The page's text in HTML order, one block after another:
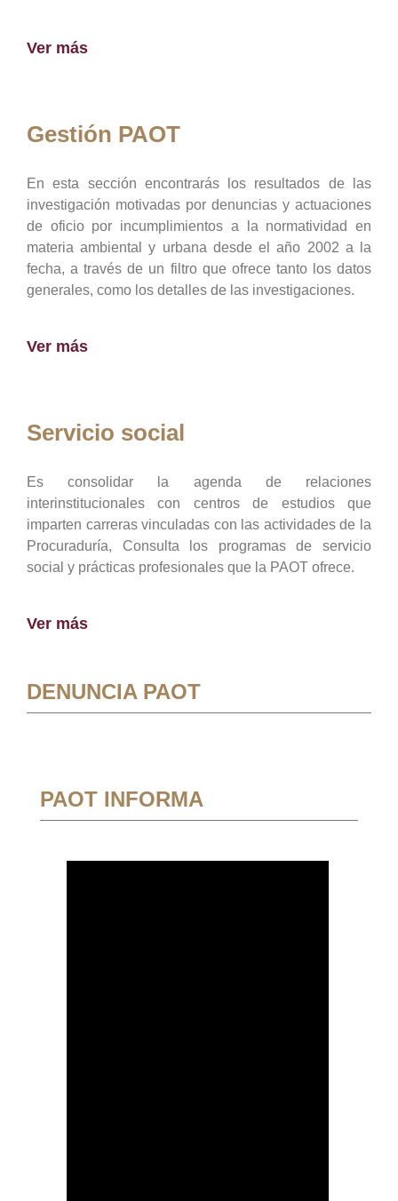
Ver más
Gestión PAOT
En esta sección encontrarás los resultados de las
investigación motivadas por denuncias y actuaciones
de oficio por incumplimientos a la normatividad en
materia ambiental y urbana desde el año 2002 a la
fecha, a través de un filtro que ofrece tanto los datos
generales, como los detalles de las investigaciones.
Ver más
Servicio social
Es consolidar la agenda de relaciones
interinstitucionales con centros de estudios que
imparten carreras vinculadas con las actividades de la
Procuraduría, Consulta los programas de servicio
social y prácticas profesionales que la PAOT ofrece.
Ver más
DENUNCIA PAOT
PAOT INFORMA